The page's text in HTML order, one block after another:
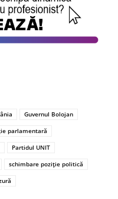
Guvernul Bolojan
parlamentară
Partidul UNIT
schimbare poziție politică